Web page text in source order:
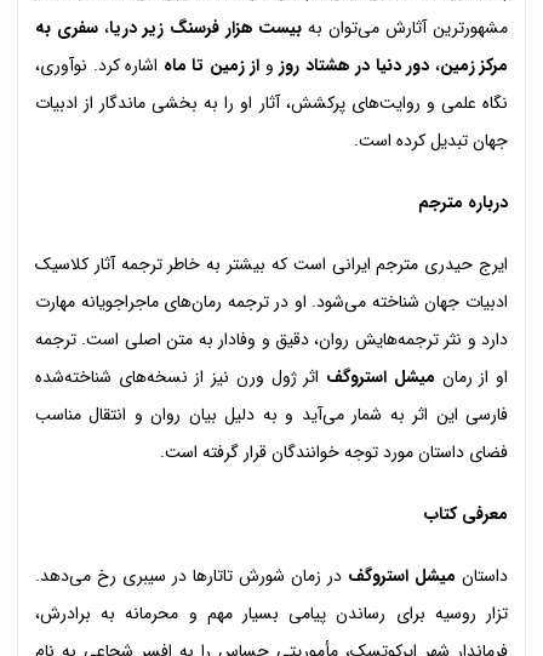
مشهورترین آثارش می‌توان به بیست هزار فرسنگ زیر دریا،سفری به
مرکز زمین، دور دنیا در هشتاد روز و از زمین تا ماه اشاره کرد. نوآوری،
نگاه علمی و روایت‌های پرکشش، آثار او را به بخشی ماندگار از ادبیات
جهان تبدیل کرده است.
درباره مترجم
ایرج حیدری مترجم ایرانی است که بیشتر به خاطر ترجمه آثار کلاسیک
ادبیات جهان شناخته می‌شود. او در ترجمه رمان‌های ماجراجویانه مهارت
دارد و نثر ترجمه‌هایش روان، دقیق و وفادار به متن اصلی است. ترجمه
او از رمان میشل استروگف اثر ژول ورن نیز از نسخه‌های شناخته‌شده
فارسی این اثر به شمار می‌آید و به دلیل بیان روان و انتقال مناسب
فضای داستان مورد توجه خوانندگان قرار گرفته است.
معرفی کتاب
داستان میشل استروگف در زمان شورش تاتارها در سیبری رخ می‌دهد.
تزار روسیه برای رساندن پیامی بسیار مهم و محرمانه به برادرش،